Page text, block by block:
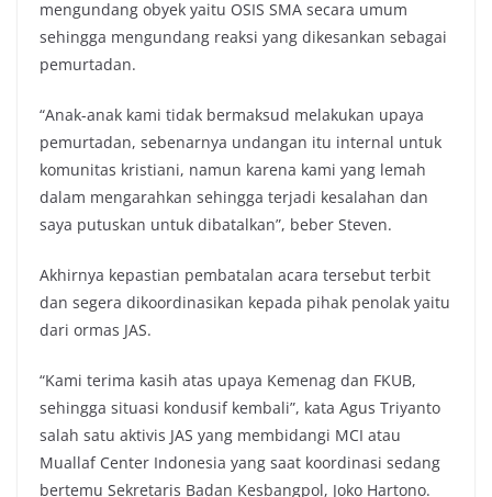
mengundang obyek yaitu OSIS SMA secara umum
sehingga mengundang reaksi yang dikesankan sebagai
pemurtadan.
“Anak-anak kami tidak bermaksud melakukan upaya
pemurtadan, sebenarnya undangan itu internal untuk
komunitas kristiani, namun karena kami yang lemah
dalam mengarahkan sehingga terjadi kesalahan dan
saya putuskan untuk dibatalkan”, beber Steven.
Akhirnya kepastian pembatalan acara tersebut terbit
dan segera dikoordinasikan kepada pihak penolak yaitu
dari ormas JAS.
“Kami terima kasih atas upaya Kemenag dan FKUB,
sehingga situasi kondusif kembali”, kata Agus Triyanto
salah satu aktivis JAS yang membidangi MCI atau
Muallaf Center Indonesia yang saat koordinasi sedang
bertemu Sekretaris Badan Kesbangpol, Joko Hartono.